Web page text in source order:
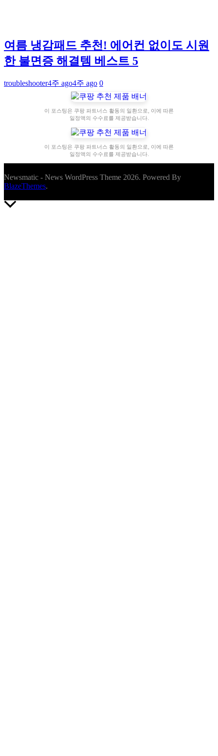
여름 냉감패드 추천! 에어컨 없이도 시원
한 불면증 해결템 베스트 5
troubleshooter4주 ago4주 ago 0
이 포스팅은 쿠팡 파트너스 활동의 일환으로, 이에 따른
일정액의 수수료를 제공받습니다.
이 포스팅은 쿠팡 파트너스 활동의 일환으로, 이에 따른
일정액의 수수료를 제공받습니다.
Newsmatic - News WordPress Theme 2026. Powered By
BlazeThemes.